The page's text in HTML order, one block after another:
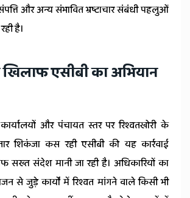
और अन्य संभावित भ्रष्टाचार संबंधी पहलुओं
है।
खिलाफ एसीबी का अभियान
और पंचायत स्तर पर रिश्वतखोरी के
शिकंजा कस रही एसीबी की यह कार्रवाई
सख्त संदेश मानी जा रही है। अधिकारियों का
से जुड़े कार्यों में रिश्वत मांगने वाले किसी भी